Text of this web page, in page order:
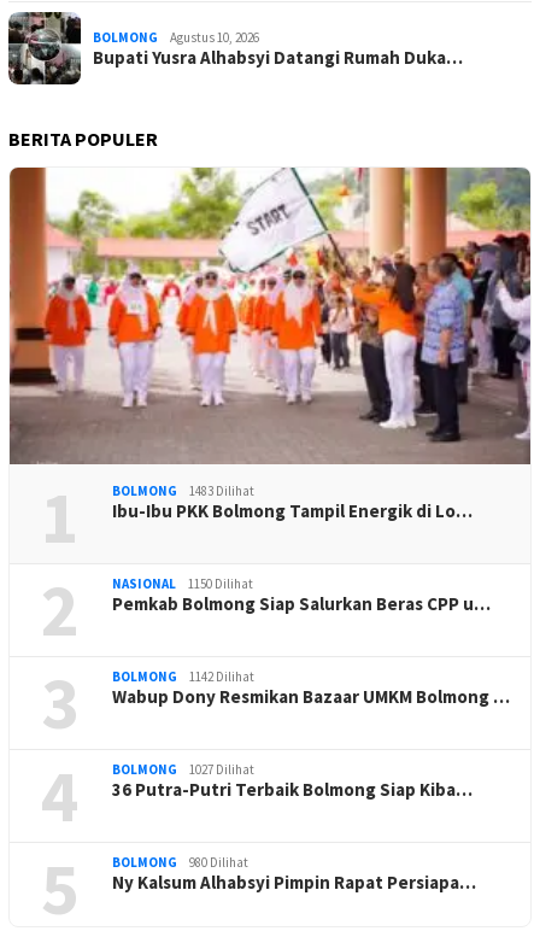
BOLMONG Agustus 10, 2026
Bupati Yusra Alhabsyi Datangi Rumah Duka…
BERITA POPULER
1 BOLMONG 1483 Dilihat
Ibu-Ibu PKK Bolmong Tampil Energik di Lo…
2 NASIONAL 1150 Dilihat
Pemkab Bolmong Siap Salurkan Beras CPP u…
3 BOLMONG 1142 Dilihat
Wabup Dony Resmikan Bazaar UMKM Bolmong …
4 BOLMONG 1027 Dilihat
36 Putra-Putri Terbaik Bolmong Siap Kiba…
5 BOLMONG 980 Dilihat
Ny Kalsum Alhabsyi Pimpin Rapat Persiapa…